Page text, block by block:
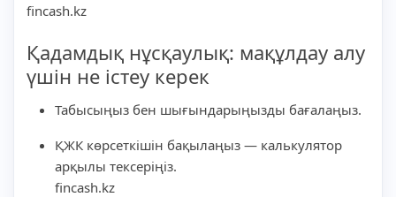
fincash.kz
Қадамдық нұсқаулық: мақұлдау алу
үшін не істеу керек
Табысыңыз бен шығындарыңызды бағалаңыз.
ҚЖК көрсеткішін бақылаңыз — калькулятор
арқылы тексеріңіз.
fincash.kz